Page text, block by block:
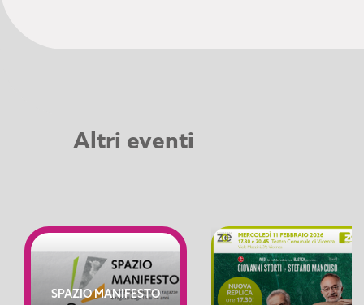
Altri eventi
SPAZIO MANIFESTO